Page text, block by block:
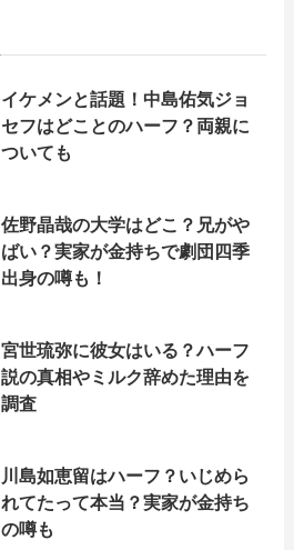
イケメンと話題！中島佑気ジョ
セフはどことのハーフ？両親に
ついても
佐野晶哉の大学はどこ？兄がや
ばい？実家が金持ちで劇団四季
出身の噂も！
宮世琉弥に彼女はいる？ハーフ
説の真相やミルク辞めた理由を
調査
川島如恵留はハーフ？いじめら
れてたって本当？実家が金持ち
の噂も